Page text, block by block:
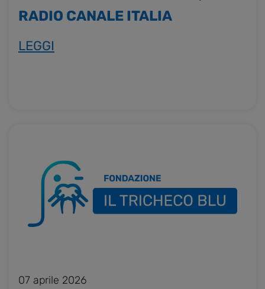
RADIO CANALE ITALIA
LEGGI
07 aprile 2026